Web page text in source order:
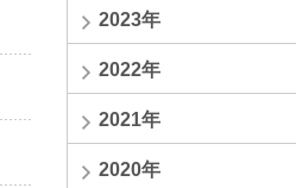
2023年
2022年
2021年
2020年